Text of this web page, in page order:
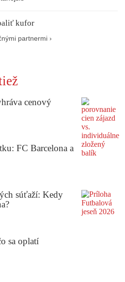
kufor
partnermi ›
cenový
FC Barcelona a
súťaží: Kedy
sa oplatí